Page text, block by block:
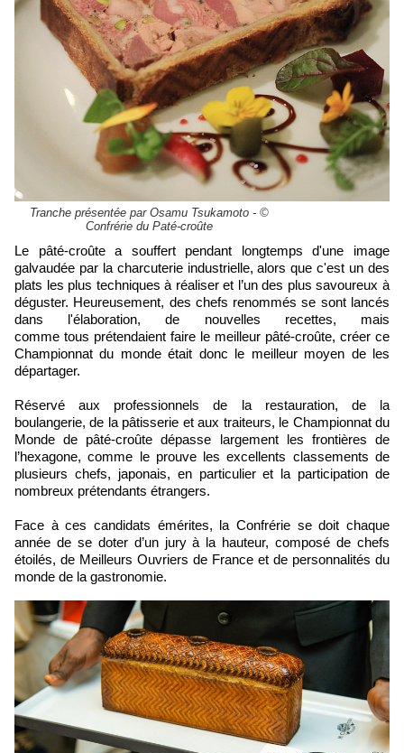
Tranche présentée par Osamu Tsukamoto - ©
Confrérie du Paté-croûte
Le pâté-croûte a souffert pendant longtemps d'une image
galvaudée par la charcuterie industrielle, alors que c'est un des
plats les plus techniques à réaliser et l’un des plus savoureux à
déguster. Heureusement, des chefs renommés se sont lancés
dans l'élaboration, de nouvelles recettes, mais
comme tous prétendaient faire le meilleur pâté-croûte, créer ce
Championnat du monde était donc le meilleur moyen de les
départager.
Réservé aux professionnels de la restauration, de la
boulangerie, de la pâtisserie et aux traiteurs, le Championnat du
Monde de pâté-croûte dépasse largement les frontières de
l’hexagone, comme le prouve les excellents classements de
plusieurs chefs, japonais, en particulier et la participation de
nombreux prétendants étrangers.
Face à ces candidats émérites, la Confrérie se doit chaque
année de se doter d’un jury à la hauteur, composé de chefs
étoilés, de Meilleurs Ouvriers de France et de personnalités du
monde de la gastronomie.